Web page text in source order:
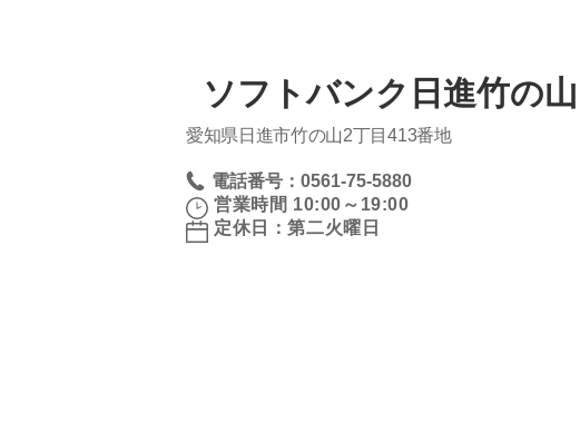
ソフトバンク日進竹の
愛知県日進市竹の山2丁目413番地
電話番号：0561-75-5880
営業時間 10:00～19:00
定休日：第二火曜日